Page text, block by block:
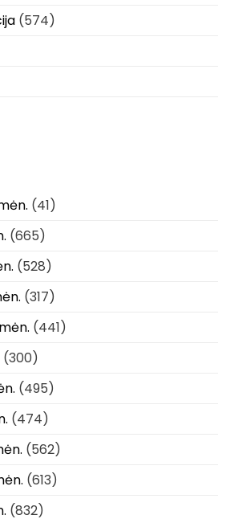
(574)
(41)
(665)
(528)
(317)
(441)
(300)
(495)
(474)
(562)
(613)
(832)